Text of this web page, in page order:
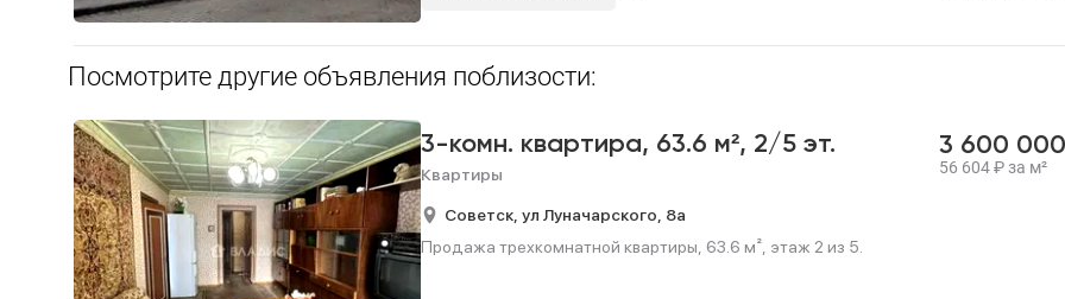
Посмотрите другие объявления поблизости:
3-комн. квартира, 63.6 м², 2/5 эт.
Квартиры
3 600
56 604₽за м²
Советск, ул Луначарского, 8а
Продажа трехкомнатной квартиры, 63.6 м², этаж 2 из 5.